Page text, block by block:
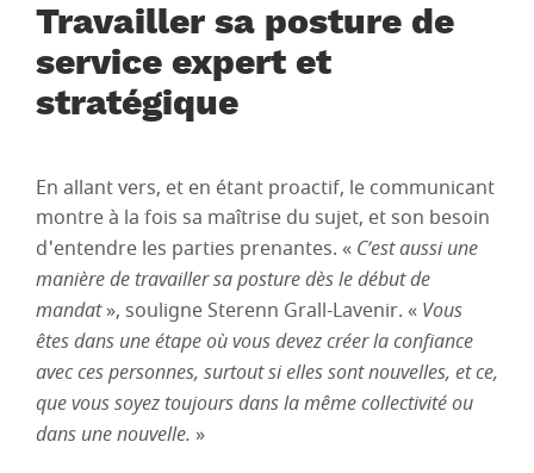
Travailler sa posture de
service expert et
stratégique
En allant vers, et en étant proactif, le communicant
montre à la fois sa maîtrise du sujet, et son besoin
d'entendre les parties prenantes. « C’est aussi une
manière de travailler sa posture dès le début de
mandat», souligne Sterenn Grall-Lavenir. « Vous
êtes dans une étape où vous devez créer la confiance
avec ces personnes, surtout si elles sont nouvelles, et ce,
que vous soyez toujours dans la même collectivité ou
dans une nouvelle. »